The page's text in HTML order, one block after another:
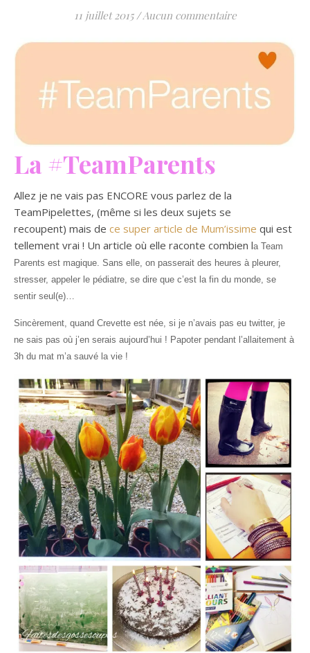
11 juillet 2015 /Aucun commentaire
La #TeamParents
Allez je ne vais pas ENCORE vous parlez de la
TeamPipelettes, (même si les deux sujets se
recoupent) mais de ce super article de Mum’issime qui est
tellement vrai ! Un article où elle raconte combien la Team
Parents est magique. Sans elle, on passerait des heures à pleurer,
stresser, appeler le pédiatre, se dire que c’est la fin du monde, se
sentir seul(e)…
Sincèrement, quand Crevette est née, si je n’avais pas eu twitter, je
ne sais pas où j’en serais aujourd’hui ! Papoter pendant l’allaitement à
3h du mat m’a sauvé la vie !